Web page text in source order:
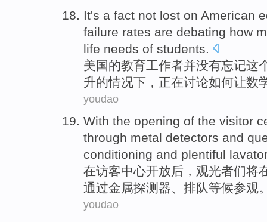
It's a fact not lost on American
failure rates are debating how
life needs of students
美国的教育工作者并没有忘记这
升的情况下， 正在讨论如何让数
youdao
With the opening of the visitor
through metal detectors and
conditioning and plentiful
在访客中心开放后， 观光者们将
通过金属探测器、 排队等候参观
youdao